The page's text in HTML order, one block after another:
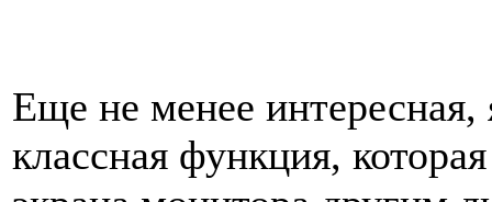
Еще не менее интересная,
классная функция,